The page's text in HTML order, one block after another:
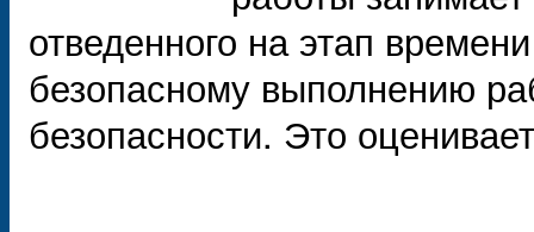
отведенного на этап
безопасному выполнению
безопасности. Это